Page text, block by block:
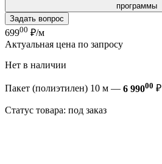
программы
Задать вопрос
69900 ₽/м
Актуальная цена по запросу
Нет в наличии
Пакет (полиэтилен) 10 м — 6 99000 ₽
Статус товара: под заказ